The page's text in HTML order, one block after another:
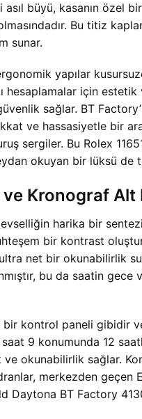
büyü, kasanın özel
Bu titiz
sunar.
yapılar
hesaplamalar için
sağlar. BT
ve hassasiyetle bir
sergiler. Bu Rolex
okuyan bir lüksü de
Kronograf Alt
harika bir
bir kontrast
net bir okunabilirlik
bu da saatin
kontrol paneli gibidir
9 konumunda 12
okunabilirlik sağlar.
merkezden
BT Factory